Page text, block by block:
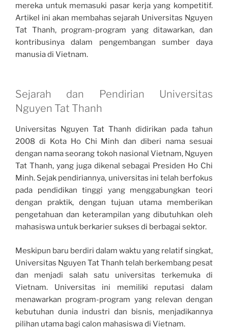
mereka untuk memasuki pasar kerja yang kompetitif.
Artikel ini akan membahas sejarah Universitas Nguyen
Tat Thanh, program-program yang ditawarkan, dan
kontribusinya dalam pengembangan sumber daya
manusia di Vietnam.
Sejarah dan Pendirian Universitas
Nguyen Tat Thanh
Universitas Nguyen Tat Thanh didirikan pada tahun
2008 di Kota Ho Chi Minh dan diberi nama sesuai
dengan nama seorang tokoh nasional Vietnam, Nguyen
Tat Thanh, yang juga dikenal sebagai Presiden Ho Chi
Minh. Sejak pendiriannya, universitas ini telah berfokus
pada pendidikan tinggi yang menggabungkan teori
dengan praktik, dengan tujuan utama memberikan
pengetahuan dan keterampilan yang dibutuhkan oleh
mahasiswa untuk berkarier sukses di berbagai sektor.
Meskipun baru berdiri dalam waktu yang relatif singkat,
Universitas Nguyen Tat Thanh telah berkembang pesat
dan menjadi salah satu universitas terkemuka di
Vietnam. Universitas ini memiliki reputasi dalam
menawarkan program-program yang relevan dengan
kebutuhan dunia industri dan bisnis, menjadikannya
pilihan utama bagi calon mahasiswa di Vietnam.